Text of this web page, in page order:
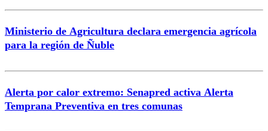
Ministerio de Agricultura declara emergencia agrícola
para la región de Ñuble
Alerta por calor extremo: Senapred activa Alerta
Temprana Preventiva en tres comunas